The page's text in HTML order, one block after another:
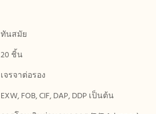
ทันสมัย
20 ชิ้น
เจรจาต่อรอง
EXW, FOB, CIF, DAP, DDP เป็นต้น